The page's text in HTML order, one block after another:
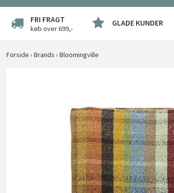
FRI FRAGT
køb over 699,-
GLADE KUNDER
Forside ›Brands ›Bloomingville